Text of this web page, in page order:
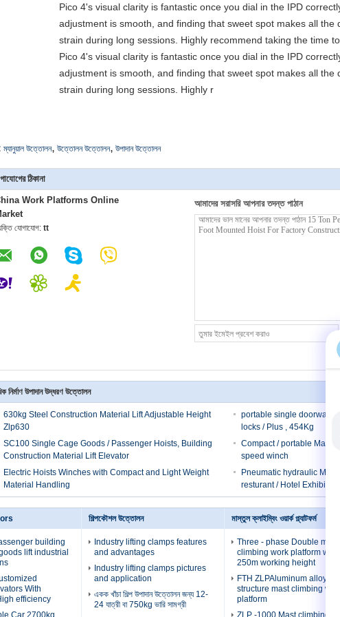
Pico 4's visual clarity is fantastic once you dial in the IPD
adjustment is smooth, and finding that sweet spot makes all the
strain during long sessions. Highly recommend taking the time
Pico 4's visual clarity is fantastic once you dial in the IPD
adjustment is smooth, and finding that sweet spot makes all the
strain during long sessions. Highly r
ম্যানুয়াল উত্তোলন, উত্তোলন উত্তোলন, উপাদান উত্তোলন
ঠিকানা
Work Platforms Online
যোগাযোগ: tt
আমাদের সরাসরি আপনার তদন্ত পাঠান
নির্মাণ উপাদান উদ্ধরণ উত্তোলন
630kg Steel Construction Material Lift Adjustable Height
Zlp630
portable single doorways
locks / Plus , 454Kg
SC100 Single Cage Goods / Passenger Hoists, Building
Construction Material Lift Elevator
Compact / portable
speed winch
Electric Hoists Winches with Compact and Light Weight
Material Handling
Pneumatic hydraulic
resturant / Hotel Exhibition
building
lift industrial
With
efficiency
Car 2700kg
শিল্পকৌশল উত্তোলন
Industry lifting clamps features
and advantages
Industry lifting clamps pictures
and application
একক খাঁচা শিল্প উপাদান উত্তোলন জন্য 12-
24 যাত্রী বা 750kg ভারি সামগ্রী
মাস্তুল ক্লাইম্বিং ওয়ার্ক প্ল্যাটফর্ম
Three - phase Double mast
climbing work platform with
250m working height
FTH ZLPAluminum alloy/
structure mast climbing work
platform
ZLP -1000 Mast climbing